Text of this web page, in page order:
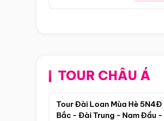
TOUR CHÂU Á
Điểm nổi
Tour Đài Loan Mùa Hè
Bắc - Đài Trung - Nam Đầu